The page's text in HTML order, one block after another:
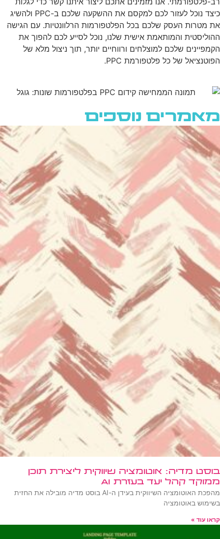
כיצד נוכל לעזור לכם למקסם את ההשקעה שלכם ב-PPC ולהשיג
את מטרות העסק שלכם בכל הפלטפורמות הרלוונטיות. עם הגישה
ההוליסטית והמותאמת אישית שלנו, נוכל לסייע לכם להפוך את
הקמפיינים שלכם למוצלחים ורווחיים יותר, תוך ניצול מלא של
הפוטנציאל של כל פלטפורמת PPC.
מאמרים נוספים
בוסט מדיה: אוטומציה שיווקית ליצירת תוכן
ממוקד קהל יעד בעזרת AI
מהפכת האוטומציה השיווקית בעידן ה-AI בוסט מדיה מובילה את החזית
בשימוש באוטומציה
קראו עוד »